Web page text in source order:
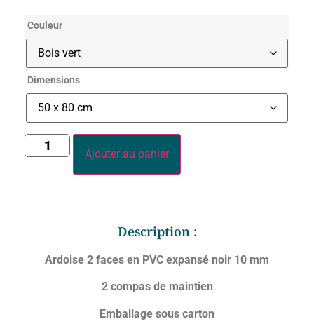
Couleur
Dimensions
Ajouter au panier
Description :
Ardoise 2 faces en PVC expansé noir 10 mm
2 compas de maintien
Emballage sous carton